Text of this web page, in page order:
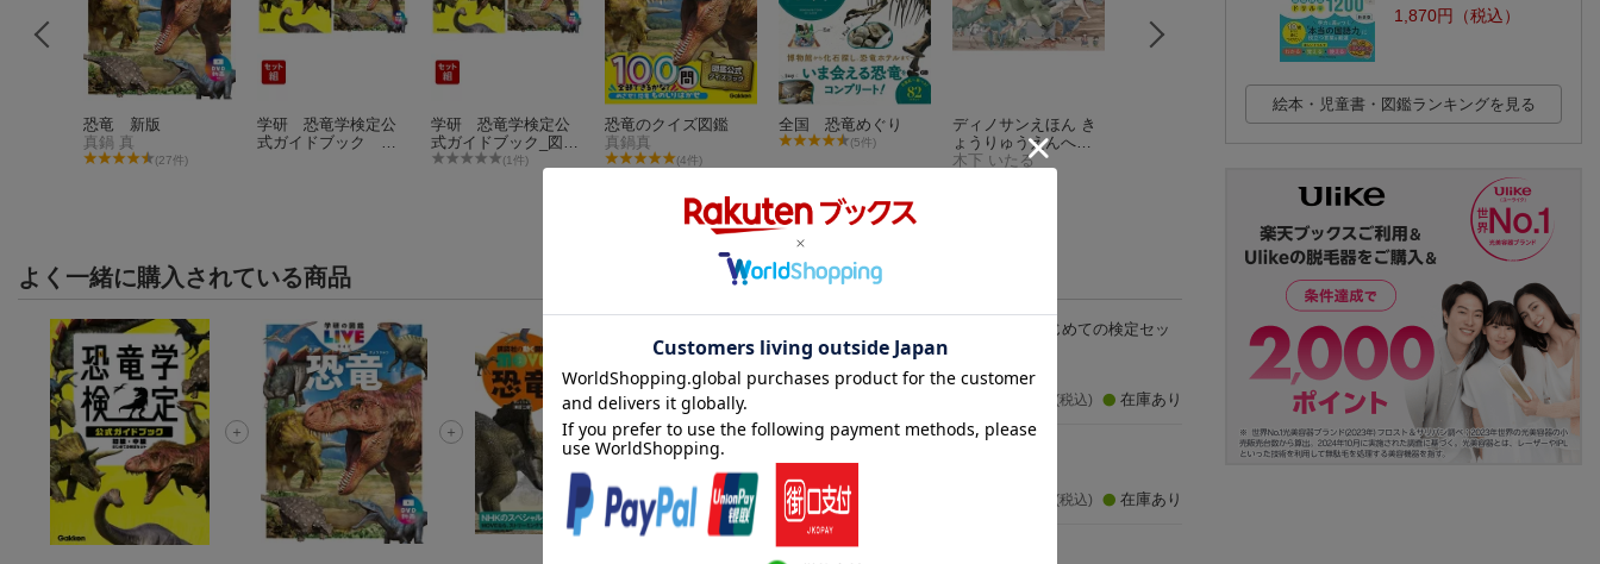
恐竜 新版
真鍋 真
(27件)
学研 恐竜学検定公
式ガイドブック は
学研 恐竜学検定公
式ガイドブック_図鑑
LIVE恐竜 2冊セット
(1件)
恐竜のクイズ図鑑
真鍋真
(4件)
全国 恐竜めぐり
(5件)
ディノサンえほん き
ょうりゅうえんへい
こう
木下 いたる
恐竜のおはなし 低
ダーウィンが来た！
恐竜学入門 第4
よく一緒に購入されている商品
恐竜学検定公式ガイドブック 初級・中級 はじめての検定セッ
ト
平沢達矢
2025年06月12日頃発売
(税込) 在庫あり
恐竜 新版
真鍋 真
2022年06月23日頃発売
(税込) 在庫あり
恐竜 新訂二版（講談社の動く図鑑MOVE）
1,870円（税込）
絵本・児童書・図鑑ランキングを見る